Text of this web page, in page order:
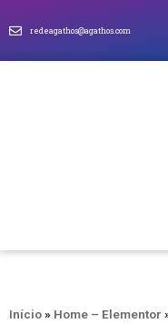
redeagathos@agathos.com
Início» Home – Elementor